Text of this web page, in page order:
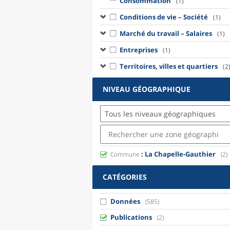
Conditions de vie – Société (1)
Marché du travail – Salaires (1)
Entreprises (1)
Territoires, villes et quartiers (2)
NIVEAU GÉOGRAPHIQUE
Tous les niveaux géographiques
Commune : La Chapelle-Gauthier (2)
CATÉGORIES
Données (585)
Publications (2)